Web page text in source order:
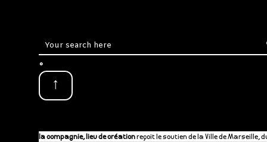
.
↑
la compagnie, lieu de créationreçoit le soutien de la Ville de Marseille,